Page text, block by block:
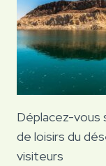
Déplacez-vous
de loisirs du
visiteurs